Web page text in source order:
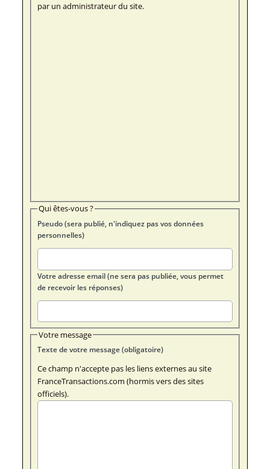
par un administrateur du site.
Qui êtes-vous ?
Pseudo (sera publié, n'indiquez pas vos données
personnelles)
Votre adresse email (ne sera pas publiée, vous permet
de recevoir les réponses)
Votre message
Texte de votre message (obligatoire)
Ce champ n'accepte pas les liens externes au site
FranceTransactions.com (hormis vers des sites
officiels).